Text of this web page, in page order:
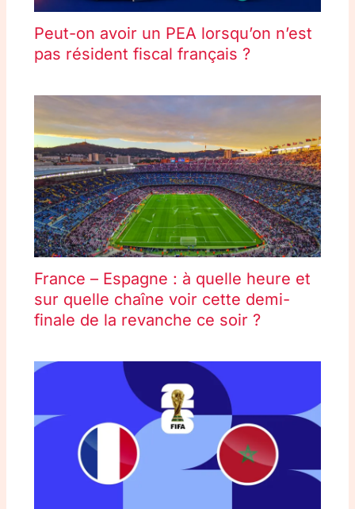
Peut-on avoir un PEA lorsqu’on n’est
pas résident fiscal français ?
France – Espagne : à quelle heure et
sur quelle chaîne voir cette demi-
finale de la revanche ce soir ?